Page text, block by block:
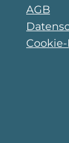
AGB